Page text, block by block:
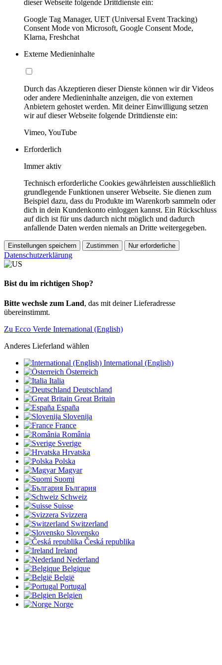
dieser Webseite folgende Drittdienste ein:
Google Tag Manager, UET (Universal Event Tracking)
Consent Mode von Microsoft, Google Consent Mode,
Klarna, Freshchat
Externe Medieninhalte
Durch das Akzeptieren dieser Dienste können wir dir Videos
oder andere Medieninhalte anzeigen, die von externen
Anbietern gehostet werden. Mit deiner Einwilligung setzen
wir auf dieser Webseite folgende Drittdienste ein:
Vimeo, YouTube
Erforderlich
Immer aktiv
Technisch erforderliche Cookies gewährleisten ausschließlich
grundlegende Funktionen unserer Webseite. Sie dienen zum
Beispiel dazu, dass du Produkte im Warenkorb sammeln oder
dich in dein Kundenkonto einloggen kannst. Ein Rückschluss
auf dich ist für uns dadurch nicht möglich und dadurch
anfallende Daten werden niemals an Dritte weitergegeben.
Einstellungen speichern Zustimmen Nur erforderliche
Datenschutzerklärung
Bist du im richtigen Shop?
Bitte wechsle zum Land, das mit deiner Lieferadresse
übereinstimmt.
Zu Ecco Verde International (English)
Anderes Lieferland wählen
International (English)
Österreich
Italia
Deutschland
Great Britain
España
Slovenija
France
România
Sverige
Hrvatska
Polska
Magyar
Suomi
България
Schweiz
Suisse
Svizzera
Switzerland
Slovensko
Česká republika
Ireland
Nederland
Belgique
België
Portugal
Belgien
Norge